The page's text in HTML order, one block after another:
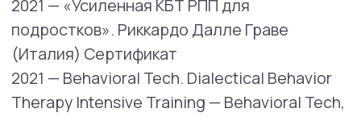
и ответственности Стивен С. Хейс
Сертификат
2017 — Обучающая программа КПТ
Сертификат
2017 — Тренинговый центр «Синтон» в
г. Москва (очно). Специалист
по Эриксоновскому гипнозу Сертификат.